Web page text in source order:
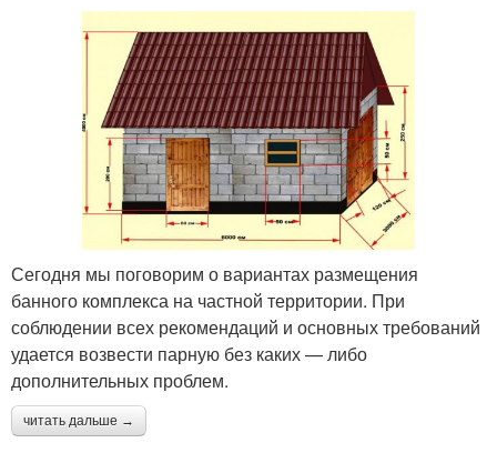
Сегодня мы поговорим о вариантах размещения
банного комплекса на частной территории. При
соблюдении всех рекомендаций и основных требований
удается возвести парную без каких — либо
дополнительных проблем.
читать дальше →